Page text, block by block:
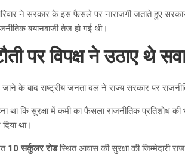
ने सरकार के इस फैसले पर नाराजगी जताते हुए
बयानबाजी तेज हो गई थी।
पर विपक्ष ने उठाए थे
के बाद राष्ट्रीय जनता दल ने राज्य सरकार पर
था कि सुरक्षा में कमी का फैसला राजनीतिक प्रतिशोध की
था।
10 सर्कुलर रोडस्थित आवास की सुरक्षा की जिम्मेदारी